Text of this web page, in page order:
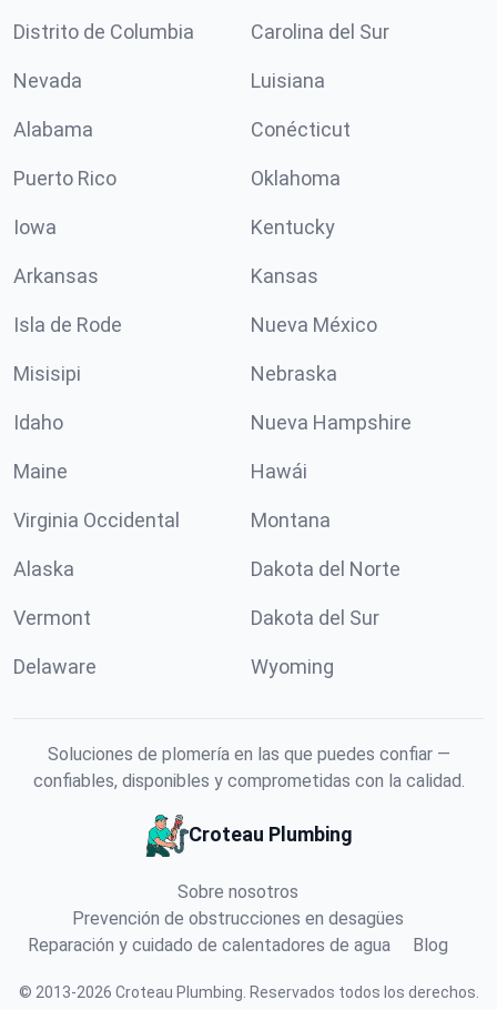
Distrito de Columbia Carolina del Sur
Nevada Luisiana
Alabama Conécticut
Puerto Rico Oklahoma
Iowa Kentucky
Arkansas Kansas
Isla de Rode Nueva México
Misisipi Nebraska
Idaho Nueva Hampshire
Maine Hawái
Virginia Occidental Montana
Alaska Dakota del Norte
Vermont Dakota del Sur
Delaware Wyoming
Soluciones de plomería en las que puedes confiar —
confiables, disponibles y comprometidas con la calidad.
Croteau Plumbing
Sobre nosotros
Prevención de obstrucciones en desagües
Reparación y cuidado de calentadores de agua
Blog
© 2013-2026 Croteau Plumbing Reservados todos los derechos.